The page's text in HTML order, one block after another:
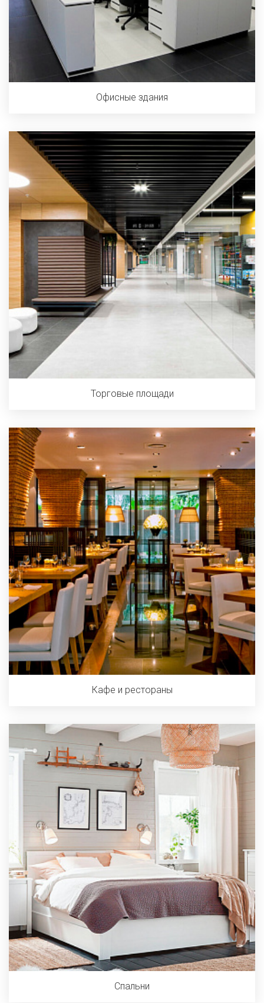
Офисные здания
Торговые площади
Кафе и рестораны
Спальни